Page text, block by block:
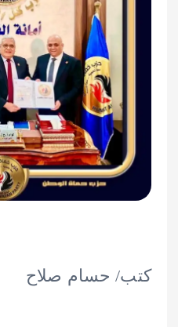
حسام صلاح